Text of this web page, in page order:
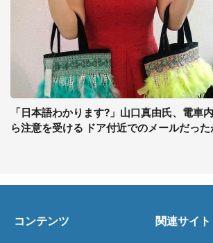
「日本語わかります?」山口真由氏、電車
ら注意を受ける ドア付近でのメールだっ
コンテンツ 関連サイト